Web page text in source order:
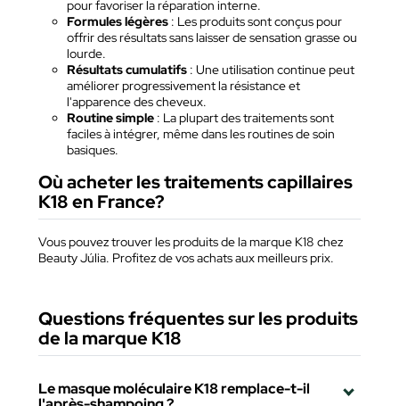
pour favoriser la réparation interne.
Formules légères : Les produits sont conçus pour
offrir des résultats sans laisser de sensation grasse ou
lourde.
Résultats cumulatifs : Une utilisation continue peut
améliorer progressivement la résistance et
l'apparence des cheveux.
Routine simple : La plupart des traitements sont
faciles à intégrer, même dans les routines de soin
basiques.
Où acheter les traitements capillaires
K18 en France?
Vous pouvez trouver les produits de la marque K18 chez
Beauty Júlia. Profitez de vos achats aux meilleurs prix.
Questions fréquentes sur les produits
de la marque K18
Le masque moléculaire K18 remplace-t-il